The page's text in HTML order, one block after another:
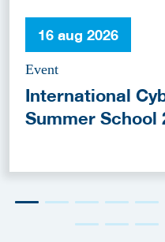
16 aug 2026
Event
International
Summer School